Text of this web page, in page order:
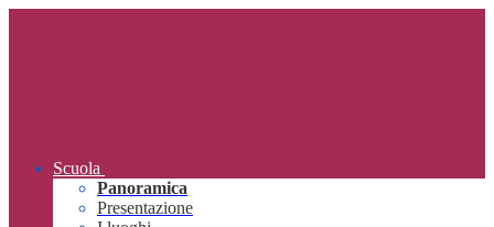
Scuola
Panoramica
Presentazione